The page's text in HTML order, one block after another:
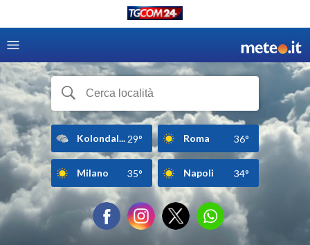
Kolondal... 29° Roma 36°
Milano 35° Napoli 34°